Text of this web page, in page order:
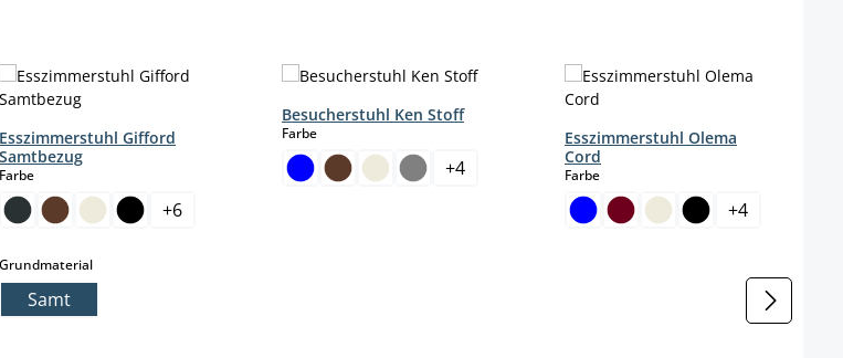
verfügbar.)
Esszimmerstuhl Gifford
Samtbezug
Farbeauswählen
+6
Grundmaterialauswählen
Samt
Besucherstuhl Ken Stoff
Farbeauswählen
+4
Esszimmerstuhl Olema
Cord
Farbeauswählen
+4